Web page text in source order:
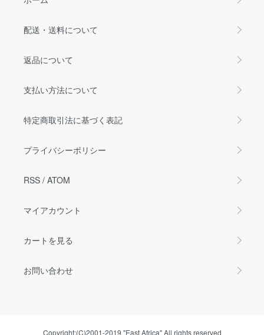
配送・送料について
返品について
支払い方法について
特定商取引法に基づく表記
プライバシーポリシー
RSS / ATOM
マイアカウント
カートを見る
お問い合わせ
Copyright:(C)2001-2019 "East Africa" All rights reserved